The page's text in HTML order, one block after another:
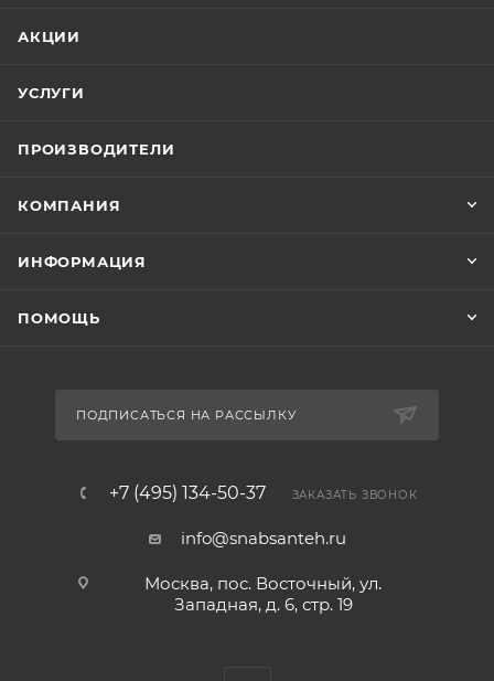
АКЦИИ
УСЛУГИ
ПРОИЗВОДИТЕЛИ
КОМПАНИЯ
ИНФОРМАЦИЯ
ПОМОЩЬ
ПОДПИСАТЬСЯ НА РАССЫЛКУ
+7 (495) 134-50-37 ЗАКАЗАТЬ ЗВОНОК
info@snabsanteh.ru
Москва, пос. Восточный, ул.
Западная, д. 6, стр. 19